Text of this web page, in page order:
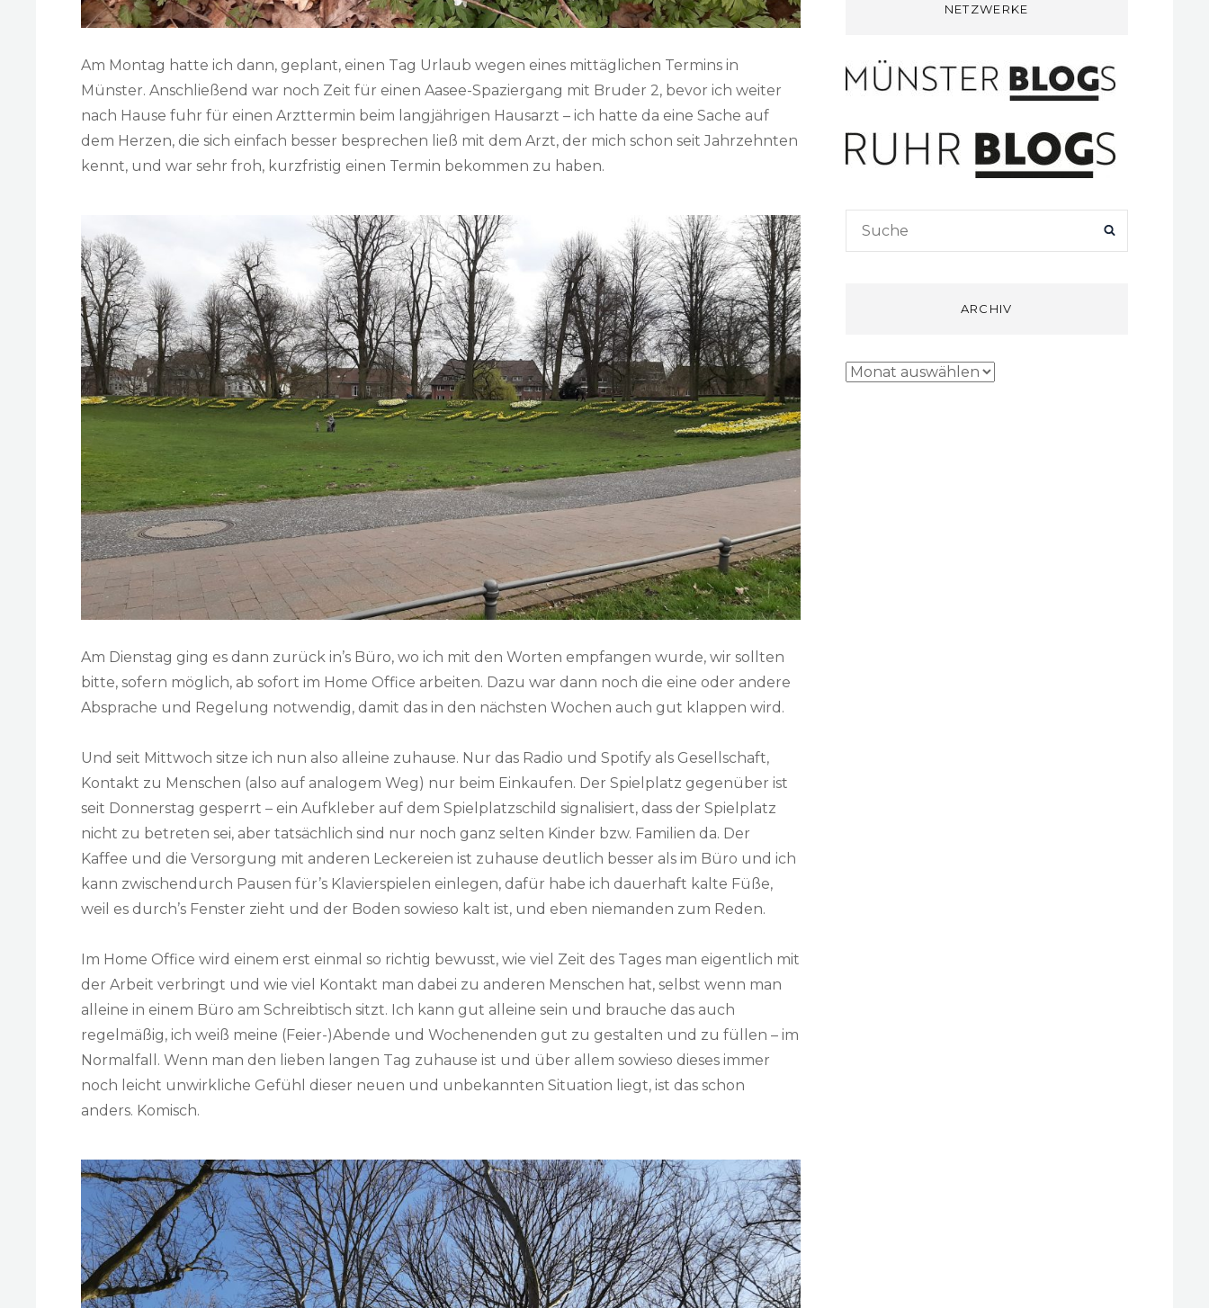
Am Montag hatte ich dann, geplant, einen Tag Urlaub wegen eines mittäglichen Termins in
Münster. Anschließend war noch Zeit für einen Aasee-Spaziergang mit Bruder 2, bevor ich weiter
nach Hause fuhr für einen Arzttermin beim langjährigen Hausarzt – ich hatte da eine Sache auf
dem Herzen, die sich einfach besser besprechen ließ mit dem Arzt, der mich schon seit Jahrzehnten
kennt, und war sehr froh, kurzfristig einen Termin bekommen zu haben.
Am Dienstag ging es dann zurück in’s Büro, wo ich mit den Worten empfangen wurde, wir sollten
bitte, sofern möglich, ab sofort im Home Office arbeiten. Dazu war dann noch die eine oder andere
Absprache und Regelung notwendig, damit das in den nächsten Wochen auch gut klappen wird.
Und seit Mittwoch sitze ich nun also alleine zuhause. Nur das Radio und Spotify als Gesellschaft,
Kontakt zu Menschen (also auf analogem Weg) nur beim Einkaufen. Der Spielplatz gegenüber ist
seit Donnerstag gesperrt – ein Aufkleber auf dem Spielplatzschild signalisiert, dass der Spielplatz
nicht zu betreten sei, aber tatsächlich sind nur noch ganz selten Kinder bzw. Familien da. Der
Kaffee und die Versorgung mit anderen Leckereien ist zuhause deutlich besser als im Büro und ich
kann zwischendurch Pausen für’s Klavierspielen einlegen, dafür habe ich dauerhaft kalte Füße,
weil es durch’s Fenster zieht und der Boden sowieso kalt ist, und eben niemanden zum Reden.
Im Home Office wird einem erst einmal so richtig bewusst, wie viel Zeit des Tages man eigentlich mit
der Arbeit verbringt und wie viel Kontakt man dabei zu anderen Menschen hat, selbst wenn man
alleine in einem Büro am Schreibtisch sitzt. Ich kann gut alleine sein und brauche das auch
regelmäßig, ich weiß meine (Feier-)Abende und Wochenenden gut zu gestalten und zu füllen – im
Normalfall. Wenn man den lieben langen Tag zuhause ist und über allem sowieso dieses immer
noch leicht unwirkliche Gefühl dieser neuen und unbekannten Situation liegt, ist das schon
anders. Komisch.
NETZWERKE
Search
ARCHIV
Archiv